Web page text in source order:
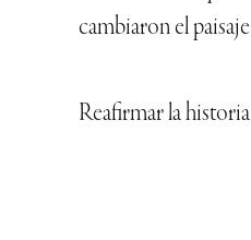
cambiaron el paisaje
Reafirmar la historia